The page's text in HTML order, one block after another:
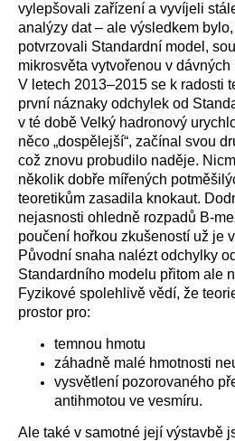
vylepšovali zařízení a vyvíjeli
analýzy dat – ale výsledkem
potvrzovali Standardní model,
mikrosvěta vytvořenou v dávných
V letech 2013–2015 se k radosti
první náznaky odchylek od
v té době Velký hadronový
něco „dospělejší“, začínal svou
což znovu probudilo naděje.
několik dobře mířených
teoretikům zasadila knokaut.
nejasnosti ohledně rozpadů B-
poučení hořkou zkušeností už je
Původní snaha nalézt odchylky
Standardního modelu přitom ale
Fyzikové spolehlivě vědí, že
prostor pro:
temnou hmotu
záhadně malé hmotnosti
vysvětlení pozorovaného
antihmotou ve vesmíru.
Ale také v samotné její výstavbě